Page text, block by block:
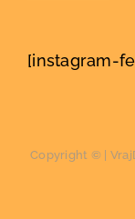
[instagram-
Copyright © |